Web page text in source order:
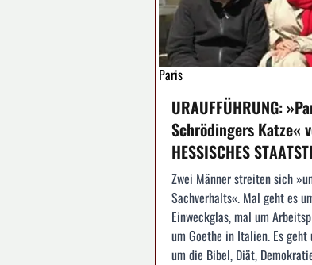
Paris
URAUFFÜHRUNG:
Schrödingers Katze«
HESSISCHES
Zwei Männer streiten sich
Sachverhalts«. Mal geht es
Einweckglas, mal um
um Goethe in Italien. Es
um die Bibel, Diät,